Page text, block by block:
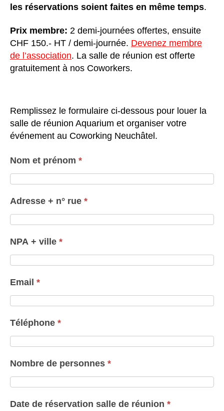
les réservations soient faites en même temps.
Prix membre: 2 demi-journées offertes, ensuite
CHF 150.- HT / demi-journée. Devenez membre
de l’association. La salle de réunion est offerte
gratuitement à nos Coworkers.
Remplissez le formulaire ci-dessous pour louer la
salle de réunion Aquarium et organiser votre
événement au Coworking Neuchâtel.
Nom et prénom *
Adresse + n° rue *
NPA + ville *
Email *
Téléphone *
Nombre de personnes *
Date de réservation salle de réunion *